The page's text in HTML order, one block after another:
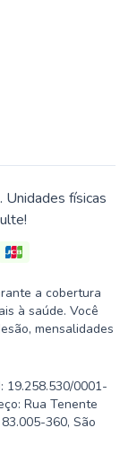
Unidades físicas
a cobertura
à saúde. Você
mensalidades
19.258.530/0001-
Rua Tenente
360, São